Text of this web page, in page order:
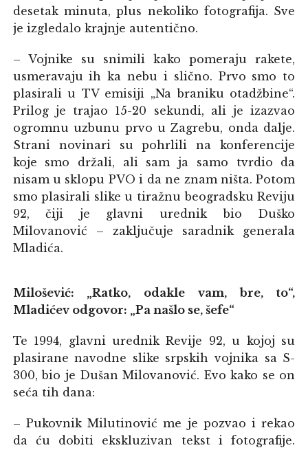
desetak minuta, plus nekoliko fotografija. Sve
je izgledalo krajnje autentično.
– Vojnike su snimili kako pomeraju rakete,
usmeravaju ih ka nebu i slično. Prvo smo to
plasirali u TV emisiji „Na braniku otadžbine“.
Prilog je trajao 15-20 sekundi, ali je izazvao
ogromnu uzbunu prvo u Zagrebu, onda dalje.
Strani novinari su pohrlili na konferencije
koje smo držali, ali sam ja samo tvrdio da
nisam u sklopu PVO i da ne znam ništa. Potom
smo plasirali slike u tiražnu beogradsku Reviju
92, čiji je glavni urednik bio Duško
Milovanović – zaključuje saradnik generala
Mladića.
Milošević: „Ratko, odakle vam, bre, to“,
Mladićev odgovor: „Pa našlo se, šefe“
Te 1994, glavni urednik Revije 92, u kojoj su
plasirane navodne slike srpskih vojnika sa S-
300, bio je Dušan Milovanović. Evo kako se on
seća tih dana:
– Pukovnik Milutinović me je pozvao i rekao
da ću dobiti ekskluzivan tekst i fotografije.